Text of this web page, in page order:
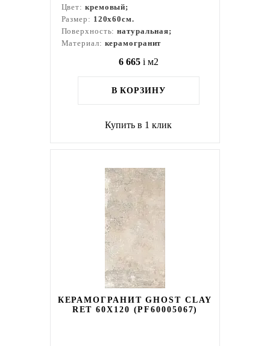
Цвет: кремовый;
Размер: 120x60см.
Поверхность:натуральная;
Материал: керамогранит
6 665 i м2
В КОРЗИНУ
Купить в 1 клик
КЕРАМОГРАНИТ GHOST CLAY
RET 60X120 (PF60005067)